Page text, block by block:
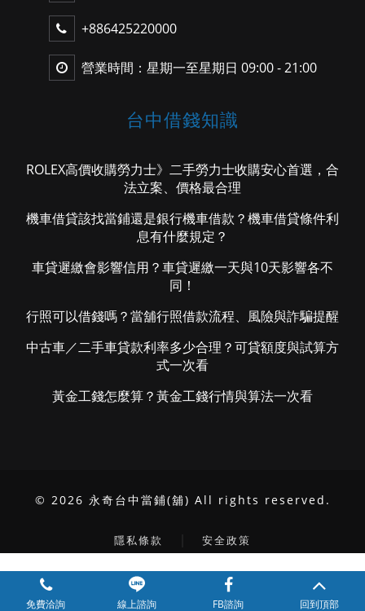
+886425220000
營業時間：星期一至星期日 09:00 - 21:00
台中借錢知識
ROLEX高價收購勞力士》二手勞力士收購安心首選，合
法立案、價格最合理
機車借貸該找當鋪還是銀行機車借款？機車借貸條件利
息有什麼規定？
車貸遲繳會影響信用？車貸遲繳一天與10天影響各不
同！
行照可以借錢嗎？當舖行照借款流程、風險與詐騙提醒
中古車／二手車貸款利率多少合理？可貸額度與試算方
式一次看
黃金工錢怎麼算？黃金工錢行情與算法一次看
免費洽詢 線上諮詢 FB諮詢 回到頂部
© 2026 永奇台中當鋪(舖) All rights reserved.
隱私條款 安全政策
/*文章收合目錄JS*/